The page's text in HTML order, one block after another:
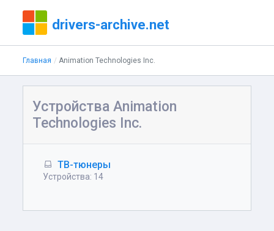
drivers-archive.net
Главная Animation Technologies Inc.
Устройства Animation
Technologies Inc.
ТВ-тюнеры
Устройства: 14